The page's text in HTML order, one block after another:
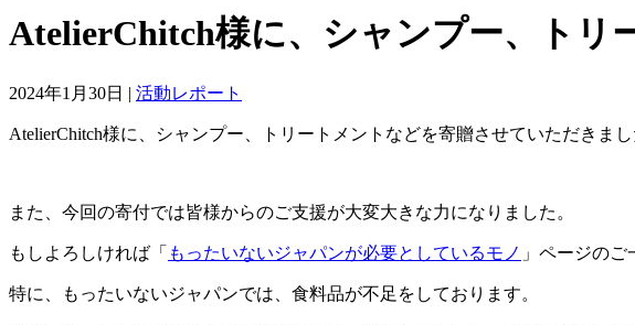
AtelierChitch様に、シャンプー、トリ
2024年1月30日 | 活動レポート
AtelierChitch様に、シャンプー、トリートメントなどを寄贈させていただきまし
また、今回の寄付では皆様からのご支援が大変大きな力になりました。
もしよろしければ「 もったいないジャパンが必要としているモノ 」ページのご
特に、もったいないジャパンでは、食料品が不足をしております。